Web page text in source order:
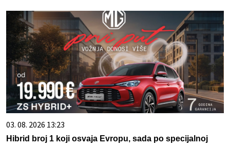
03. 08. 2026 13:23
Hibrid broj 1 koji osvaja Evropu, sada po specijalnoj